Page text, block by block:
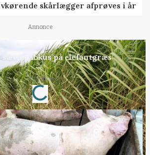
skårlægger afprøves i år
Annonce
fokus på elefantgræs
Annonce
Loading...